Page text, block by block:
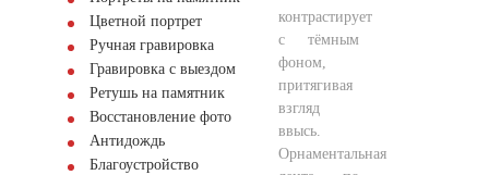
Цветной портрет
Ручная гравировка
Гравировка с выездом
Ретушь на памятник
Восстановление фото
Антидождь
Благоустройство
контрастирует
с тёмным
фоном,
притягивая
взгляд
ввысь.
Орнаментальная